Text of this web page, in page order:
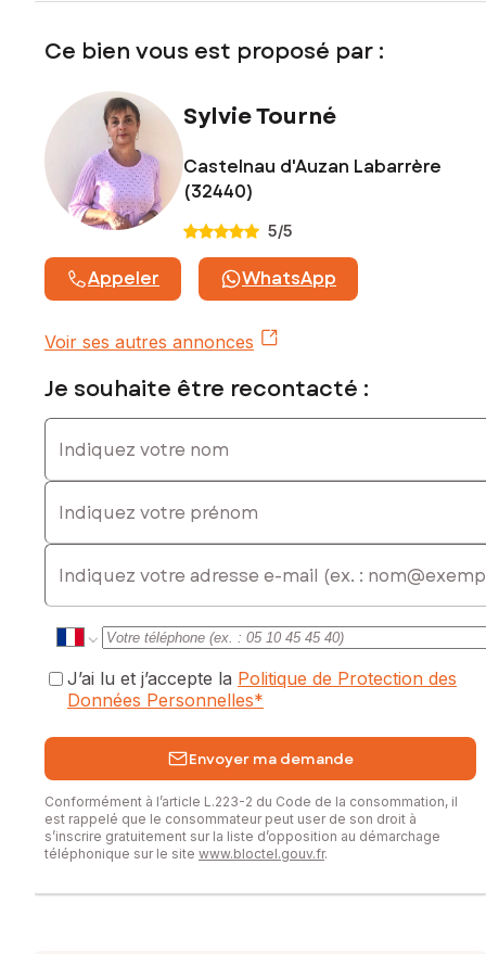
www.georisques.gouv.fr
Prix de vente : 128 000 €
Contactez votre conseiller SAFTI : Sylvie TOURNÉ, Tél. : 06
82 02 20 20, E-mail : sylvie.tourne@safti.fr - EI - Agent
commercial immatriculé au RSAC de AUCH sous le numéro
889 360 541
Ce bien vous est proposé par :
Sylvie Tourné
Castelnau d'Auzan Labarrère
(32440)
5/5
Appeler WhatsApp
Voir ses autres annonces
Je souhaite être recontacté :
Indiquez votre nom
Indiquez votre prénom
E-mail
J’ai lu et j’accepte la Politique de Protection des
Données Personnelles*
Envoyer ma demande
Conformément à l’article L.223-2 du Code de la consommation, il
est rappelé que le consommateur peut user de son droit à
s’inscrire gratuitement sur la liste d’opposition au démarchage
téléphonique sur le site www.bloctel.gouv.fr.